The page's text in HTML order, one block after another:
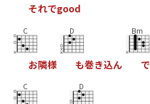
それでgood
C
お隣様
D
も巻き込ん
Bm
で
C D